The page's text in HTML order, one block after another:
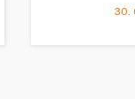
30.